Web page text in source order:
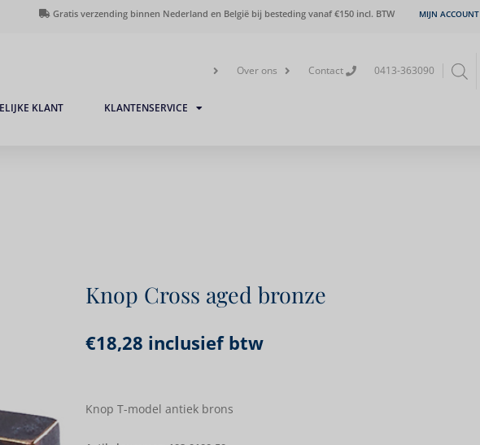
Gratis verzending binnen Nederland en België bij besteding vanaf €150 incl. BTW MIJN ACCOUNT
Over ons Contact 0413-363090
KLANT KLANTENSERVICE
Knop Cross aged bronze
€18,28 inclusief btw
Knop T-model antiek brons